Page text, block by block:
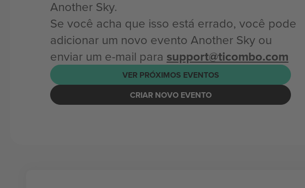
Another Sky.
Se você acha que isso está errado, você pode
adicionar um novo evento Another Sky ou
enviar um e-mail para support@ticombo.com
VER PRÓXIMOS EVENTOS
CRIAR NOVO EVENTO